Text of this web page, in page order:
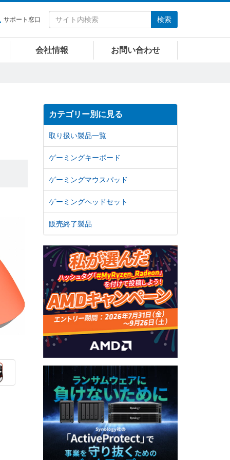
サポート窓口 検索
会社情報 お問い合わせ
カテゴリー別に見る
取り扱い製品一覧
ゲーミングキーボード
ゲーミングマウスパッド
ゲーミングヘッドセット
販売終了製品